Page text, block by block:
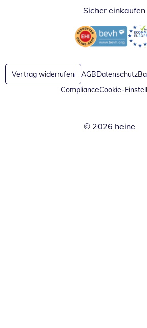
Sicher einkaufen
Öffnet in neuem
Vertrag widerrufen AGBDatenschutz
ComplianceCookie-
© 2026 heine